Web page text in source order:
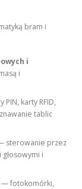
bram i
i
i
karty RFID,
tablic
sterowanie przez
i
— fotokomórki,